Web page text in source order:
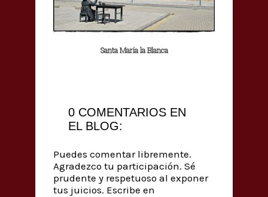
Santa María la Blanca
0 COMENTARIOS EN
EL BLOG:
Puedes comentar libremente.
Agradezco tu participación. Sé
prudente y respetuoso al exponer
tus juicios. Escribe en